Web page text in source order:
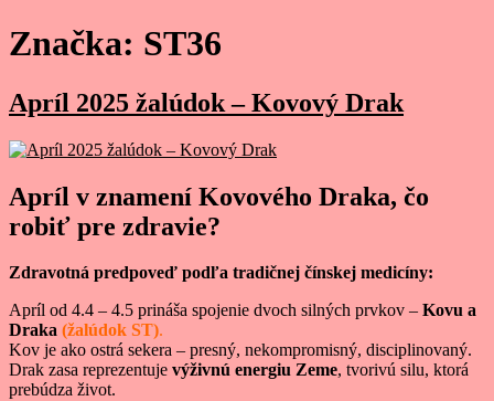
Značka: ST36
Apríl 2025 žalúdok – Kovový Drak
Apríl v znamení Kovového Draka, čo
robiť pre zdravie?
Zdravotná predpoveď podľa tradičnej čínskej medicíny:
Apríl od 4.4 – 4.5 prináša spojenie dvoch silných prvkov – Kovu a
Draka (žalúdok ST).
Kov je ako ostrá sekera – presný, nekompromisný, disciplinovaný.
Drak zasa reprezentuje výživnú energiu Zeme, tvorivú silu, ktorá
prebúdza život.